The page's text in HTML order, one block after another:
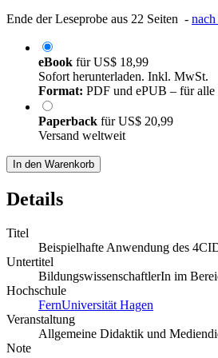
Ende der Leseprobe aus 22 Seiten - nach
eBook fürUS$ 18,99
Sofort herunterladen. Inkl. MwSt.
Format: PDF und ePUB – für alle
Paperback fürUS$ 20,99
Versand weltweit
In den Warenkorb
Details
Titel
Beispielhafte Anwendung des
Untertitel
BildungswissenschaftlerIn im
Hochschule
FernUniversität Hagen
Veranstaltung
Allgemeine Didaktik und
Note